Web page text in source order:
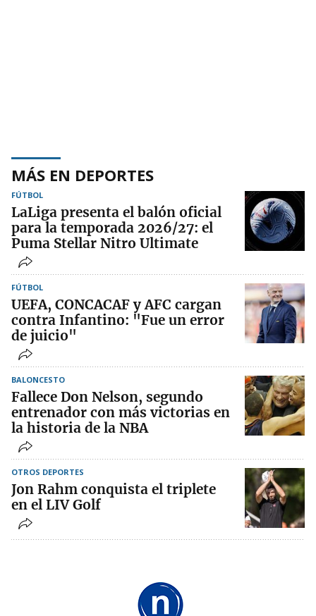
MÁS EN DEPORTES
FÚTBOL
LaLiga presenta el balón oficial
para la temporada 2026/27: el
Puma Stellar Nitro Ultimate
FÚTBOL
UEFA, CONCACAF y AFC cargan
contra Infantino: "Fue un error
de juicio"
BALONCESTO
Fallece Don Nelson, segundo
entrenador con más victorias en
la historia de la NBA
OTROS DEPORTES
Jon Rahm conquista el triplete
en el LIV Golf